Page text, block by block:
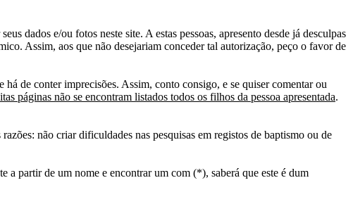
dados e/ou fotos neste site. A estas pessoas, apresento desde já desculpas
Assim, aos que não desejariam conceder tal autorização, peço o favor de
de conter imprecisões. Assim, conto consigo, e se quiser comentar ou
páginas não se encontram listados todos os filhos da pessoa apresentada.
não criar dificuldades nas pesquisas em registos de baptismo ou de
a partir de um nome e encontrar um com (*), saberá que este é dum